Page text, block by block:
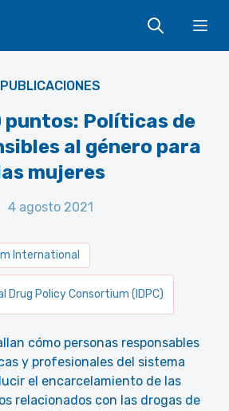
PUBLICACIONES
puntos: Políticas de
al género para
mujeres
4 agosto 2021
International
Drug Policy Consortium (IDPC)
cómo personas responsables
y profesionales del sistema
el encarcelamiento de las
relacionados con las drogas de